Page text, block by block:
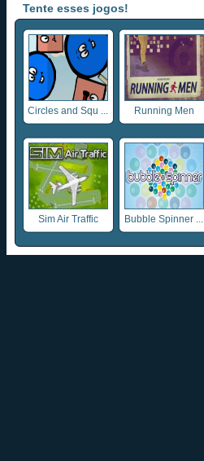
Tente esses jogos!
Circles and Squ ... Running Men
Sim Air Traffic Bubble Spinner ...